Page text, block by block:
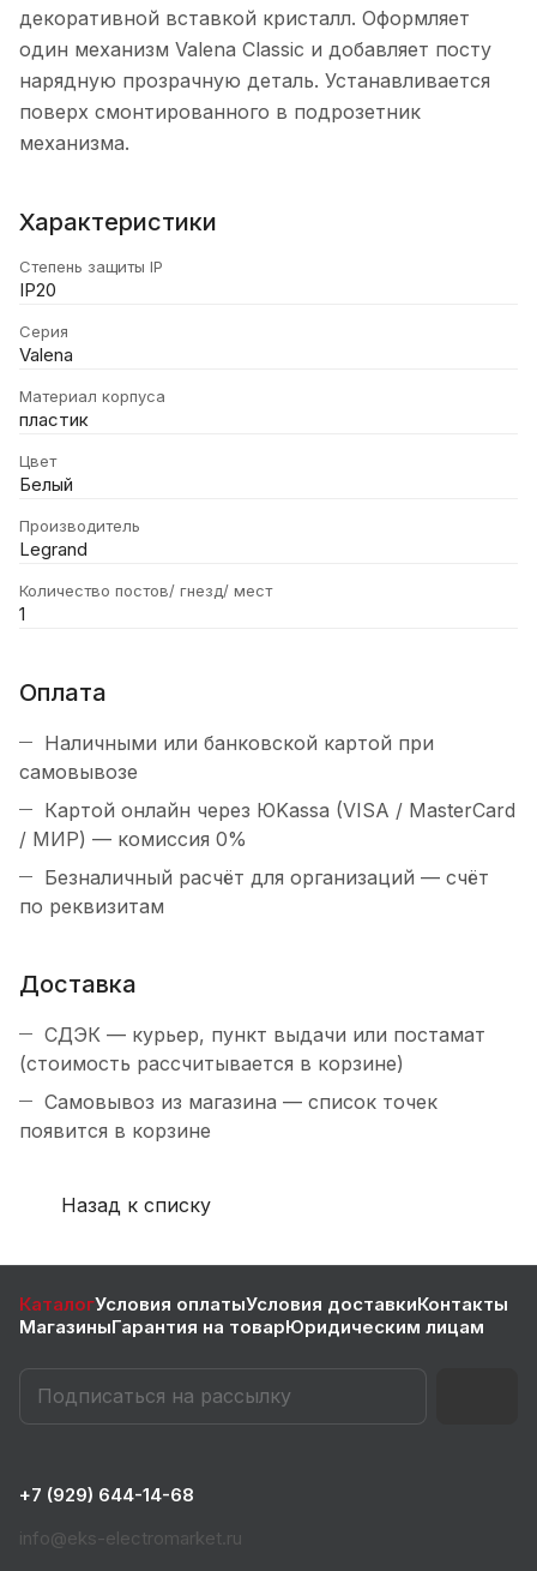
декоративной вставкой кристалл. Оформляет
один механизм Valena Classic и добавляет посту
нарядную прозрачную деталь. Устанавливается
поверх смонтированного в подрозетник
механизма.
Характеристики
Степень защиты IP
IP20
Серия
Valena
Материал корпуса
пластик
Цвет
Белый
Производитель
Legrand
Количество постов/ гнезд/ мест
1
Оплата
Наличными или банковской картой при
самовывозе
Картой онлайн через ЮKassa (VISA / MasterCard
/ МИР) — комиссия 0%
Безналичный расчёт для организаций — счёт
по реквизитам
Доставка
СДЭК — курьер, пункт выдачи или постамат
(стоимость рассчитывается в корзине)
Самовывоз из магазина — список точек
появится в корзине
Назад к списку
КаталогУсловия оплатыУсловия доставкиКонтакты
МагазиныГарантия на товарЮридическим лицам
+7 (929) 644-14-68
info@eks-electromarket.ru